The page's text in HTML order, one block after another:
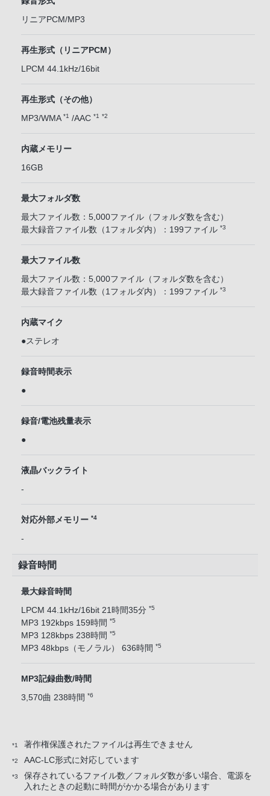
リニアPCM/MP3
再生形式（リニアPCM）
LPCM 44.1kHz/16bit
再生形式（その他）
MP3/WMA *1 /AAC *1 *2
内蔵メモリー
16GB
最大フォルダ数
最大ファイル数：5,000ファイル（フォルダ数を含む）
最大録音ファイル数（1フォルダ内）：199ファイル *3
最大ファイル数
最大ファイル数：5,000ファイル（フォルダ数を含む）
最大録音ファイル数（1フォルダ内）：199ファイル *3
内蔵マイク
●ステレオ
録音時間表示
●
録音/電池残量表示
●
液晶バックライト
-
対応外部メモリー *4
-
録音時間
最大録音時間
LPCM 44.1kHz/16bit 21時間35分 *5
MP3 192kbps 159時間 *5
MP3 128kbps 238時間 *5
MP3 48kbps（モノラル） 636時間 *5
MP3記録曲数/時間
3,570曲 238時間 *6
*1 著作権保護されたファイルは再生できません
*2 AAC-LC形式に対応しています
*3
保存されているファイル数／フォルダ数が多い場合、電源を
入れたときの起動に時間がかかる場合があります